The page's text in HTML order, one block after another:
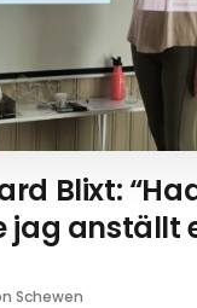
Blixt:
jag anställt
Schewen